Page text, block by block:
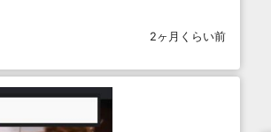
2ヶ月くらい前